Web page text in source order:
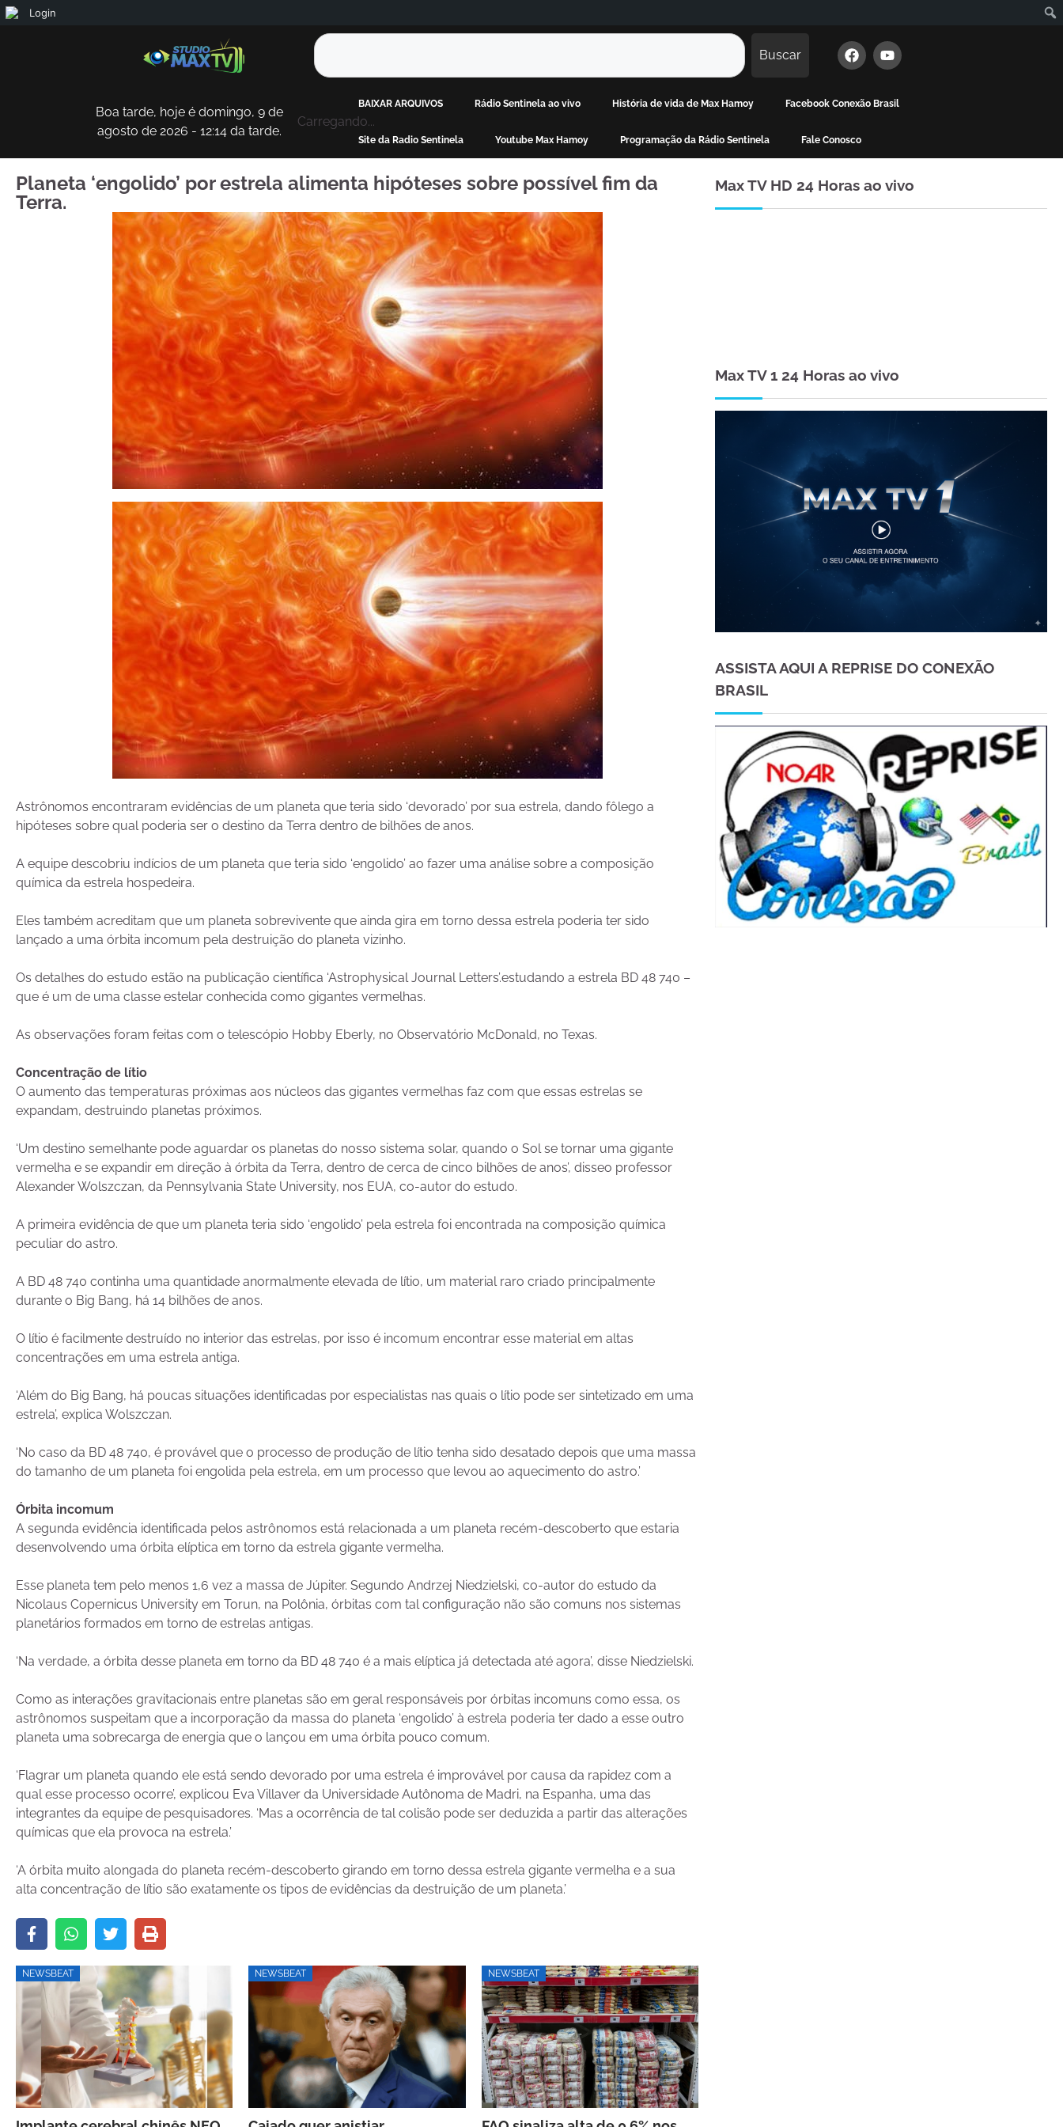
Buscar
Boa tarde, hoje é domingo, 9 de
agosto de 2026 - 12:14 da tarde.
Carregando...
BAIXAR ARQUIVOS Rádio Sentinela ao vivo História de vida de Max Hamoy Facebook Conexão Brasil
Site da Radio Sentinela Youtube Max Hamoy Programação da Rádio Sentinela Fale Conosco
Planeta ‘engolido’ por estrela alimenta hipóteses sobre possível fim da
Terra.
Astrônomos encontraram evidências de um planeta que teria sido ‘devorado’ por sua estrela, dando fôlego a
hipóteses sobre qual poderia ser o destino da Terra dentro de bilhões de anos.
A equipe descobriu indícios de um planeta que teria sido ‘engolido’ ao fazer uma análise sobre a composição
química da estrela hospedeira.
Eles também acreditam que um planeta sobrevivente que ainda gira em torno dessa estrela poderia ter sido
lançado a uma órbita incomum pela destruição do planeta vizinho.
Os detalhes do estudo estão na publicação científica ‘Astrophysical Journal Letters’.estudando a estrela BD 48 740 –
que é um de uma classe estelar conhecida como gigantes vermelhas.
As observações foram feitas com o telescópio Hobby Eberly, no Observatório McDonald, no Texas.
Concentração de lítio
O aumento das temperaturas próximas aos núcleos das gigantes vermelhas faz com que essas estrelas se
expandam, destruindo planetas próximos.
‘Um destino semelhante pode aguardar os planetas do nosso sistema solar, quando o Sol se tornar uma gigante
vermelha e se expandir em direção à órbita da Terra, dentro de cerca de cinco bilhões de anos’, disseo professor
Alexander Wolszczan, da Pennsylvania State University, nos EUA, co-autor do estudo.
A primeira evidência de que um planeta teria sido ‘engolido’ pela estrela foi encontrada na composição química
peculiar do astro.
A BD 48 740 continha uma quantidade anormalmente elevada de lítio, um material raro criado principalmente
durante o Big Bang, há 14 bilhões de anos.
O lítio é facilmente destruído no interior das estrelas, por isso é incomum encontrar esse material em altas
concentrações em uma estrela antiga.
‘Além do Big Bang, há poucas situações identificadas por especialistas nas quais o lítio pode ser sintetizado em uma
estrela’, explica Wolszczan.
‘No caso da BD 48 740, é provável que o processo de produção de lítio tenha sido desatado depois que uma massa
do tamanho de um planeta foi engolida pela estrela, em um processo que levou ao aquecimento do astro.’
Órbita incomum
A segunda evidência identificada pelos astrônomos está relacionada a um planeta recém-descoberto que estaria
desenvolvendo uma órbita elíptica em torno da estrela gigante vermelha.
Esse planeta tem pelo menos 1,6 vez a massa de Júpiter. Segundo Andrzej Niedzielski, co-autor do estudo da
Nicolaus Copernicus University em Torun, na Polônia, órbitas com tal configuração não são comuns nos sistemas
planetários formados em torno de estrelas antigas.
‘Na verdade, a órbita desse planeta em torno da BD 48 740 é a mais elíptica já detectada até agora’, disse Niedzielski.
Como as interações gravitacionais entre planetas são em geral responsáveis por órbitas incomuns como essa, os
astrônomos suspeitam que a incorporação da massa do planeta ‘engolido’ à estrela poderia ter dado a esse outro
planeta uma sobrecarga de energia que o lançou em uma órbita pouco comum.
‘Flagrar um planeta quando ele está sendo devorado por uma estrela é improvável por causa da rapidez com a
qual esse processo ocorre’, explicou Eva Villaver da Universidade Autônoma de Madri, na Espanha, uma das
integrantes da equipe de pesquisadores. ‘Mas a ocorrência de tal colisão pode ser deduzida a partir das alterações
químicas que ela provoca na estrela.’
‘A órbita muito alongada do planeta recém-descoberto girando em torno dessa estrela gigante vermelha e a sua
alta concentração de lítio são exatamente os tipos de evidências da destruição de um planeta.’
NEWSBEAT NEWSBEAT NEWSBEAT
Max TV HD 24 Horas ao vivo
Max TV 1 24 Horas ao vivo
ASSISTA AQUI A REPRISE DO CONEXÃO
BRASIL
Login